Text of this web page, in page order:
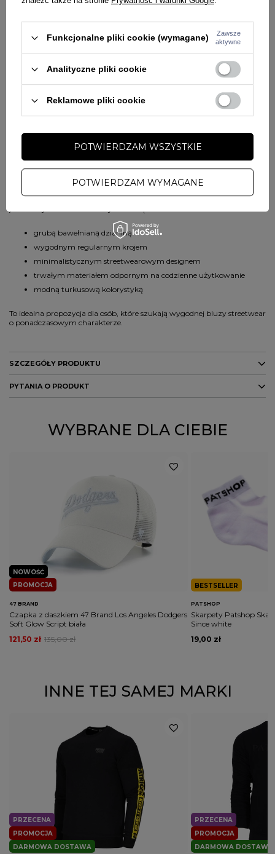
Model świetnie sprawdzi się:
do szkoły lub pracy
podczas spacerów i aktywności miejskich
jako wygodna bluza na chłodniejsze dni
Regularny krój zapewnia wygodę i swobodę ruchów niezależnie od
Dlaczego warto wybrać bluzę Patriotic Cls Wave?
Patriotic Cls Waveto połączenie klasycznego stylu, wygody i wysokiej
grubą bawełnianą dzianiną
wygodnym regularnym krojem
minimalistycznym streetwearowym designem
trwałym materiałem odpornym na codzienne użytkowanie
modną turkusową kolorystyką
To idealna propozycja dla osób, które szukają wygodnej bluzy streetwear
o ponadczasowym charakterze.
SZCZEGÓŁY PRODUKTU
Marka PATRIOTIC
MĘŻCZYZNA
PYTANIA O PRODUKT
ZADAJ PYTANIE
WYBRANE DLA CIEBIE
PROMOCJA
NOWOŚĆ
47 BRAND
Czapka z daszkiem 47 Brand Los Angeles Dodgers
Soft Glow Script biała
135,00 zł
121,50 zł
BESTSELLER
PATSHOP
Skarpety Patshop
Since white
19,00 zł
INNE TEJ SAMEJ MARKI
PROMOCJA
PRZECENA
DARMOWA DOSTAWA
PROMOCJA
PRZECENA
DARMOWA DOSTAWA
Funkcjonalne pliki cookie (wymagane)
Zawsze
aktywne
Analityczne pliki cookie
Reklamowe pliki cookie
POTWIERDZAM WYMAGANE
POTWIERDZAM WSZYSTKIE